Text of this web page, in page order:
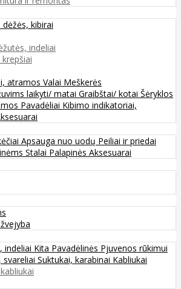
kibirai
indeliai
atramos Valai Meškerės
laikyti/ matai Graibštai/ kotai Šėryklos
Pavadėliai Kibimo indikatoriai,
Apsauga nuo uodų Peiliai ir priedai
Stalai Palapinės Aksesuarai
indeliai Kita Pavadėlinės Pjuvenos rūkimui
svareliai Suktukai, karabinai Kabliukai